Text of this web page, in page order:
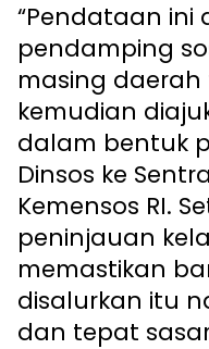
“Pendataan ini
pendamping
masing
kemudian
dalam bentuk
Dinsos ke
Kemensos RI.
peninjauan
memastikan
disalurkan itu
dan tepat